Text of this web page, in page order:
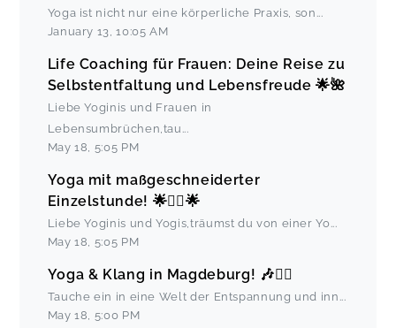
Yoga ist nicht nur eine körperliche Praxis, son ...
January 13 ,10:05 AM
Life Coaching für Frauen: Deine Reise zu
Selbstentfaltung und Lebensfreude 🌟🌺
Liebe Yoginis und Frauen in
Lebensumbrüchen,tau ...
May 18 5:05 PM
Yoga mit maßgeschneiderter
Einzelstunde! 🌟🧘‍♀️🌟
Liebe Yoginis und Yogis,träumst du von einer Yo...
May 18 5:05 PM
Yoga & Klang in Magdeburg! 🎶🧘‍♀️
Tauche ein in eine Welt der Entspannung und inn ...
May 18 5:00 PM